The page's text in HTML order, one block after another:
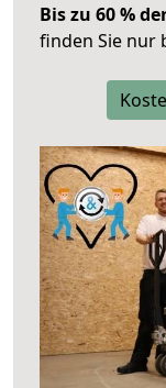
Bis zu 60 %
finden Sie nur